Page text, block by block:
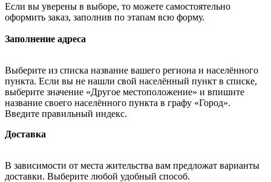
Если вы уверены в выборе, то можете самостоятельно
оформить заказ, заполнив по этапам всю форму.
Заполнение адреса
Выберите из списка название вашего региона и населённого
пункта. Если вы не нашли свой населённый пункт в списке,
выберите значение «Другое местоположение» и впишите
название своего населённого пункта в графу «Город».
Введите правильный индекс.
Доставка
В зависимости от места жительства вам предложат варианты
доставки. Выберите любой удобный способ.